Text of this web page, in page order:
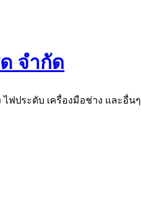
จำกัด
ฟประดับ เครื่องมือช่าง และอื่น